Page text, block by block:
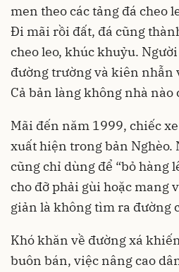
men theo các tảng đá cheo
Đi mãi rồi đất, đá cũng
cheo leo, khúc khuỷu.
đường trường và kiên nhẫn
Cả bản làng không nhà nào
Mãi đến năm 1999, chiếc
xuất hiện trong bản Nghèo.
cũng chỉ dùng để “bỏ hàng
cho đỡ phải gùi hoặc mang
giản là không tìm ra đường
Khó khăn về đường xá
buôn bán, việc nâng cao